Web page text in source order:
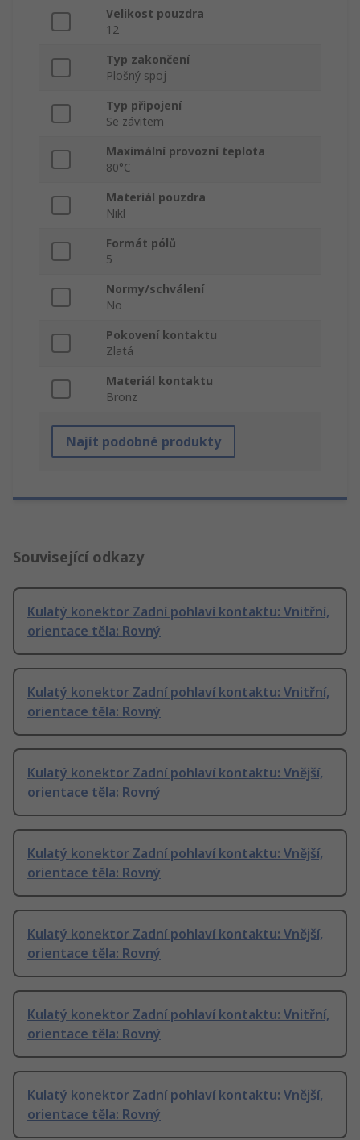
Velikost pouzdra
12
Typ zakončení
Plošný spoj
Typ připojení
Se závitem
Maximální provozní teplota
80°C
Materiál pouzdra
Nikl
Formát pólů
5
Normy/schválení
No
Pokovení kontaktu
Zlatá
Materiál kontaktu
Bronz
Najít podobné produkty
Související odkazy
Kulatý konektor Zadní pohlaví kontaktu: Vnitřní,
orientace těla: Rovný
Kulatý konektor Zadní pohlaví kontaktu: Vnitřní,
orientace těla: Rovný
Kulatý konektor Zadní pohlaví kontaktu: Vnější,
orientace těla: Rovný
Kulatý konektor Zadní pohlaví kontaktu: Vnější,
orientace těla: Rovný
Kulatý konektor Zadní pohlaví kontaktu: Vnější,
orientace těla: Rovný
Kulatý konektor Zadní pohlaví kontaktu: Vnitřní,
orientace těla: Rovný
Kulatý konektor Zadní pohlaví kontaktu: Vnější,
orientace těla: Rovný